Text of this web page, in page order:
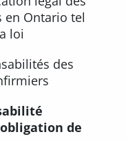
Ontario tel
loi
des
de